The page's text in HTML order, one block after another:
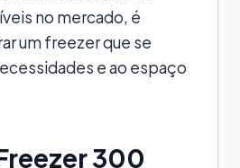
no mercado, é
um freezer que se
e ao espaço
300